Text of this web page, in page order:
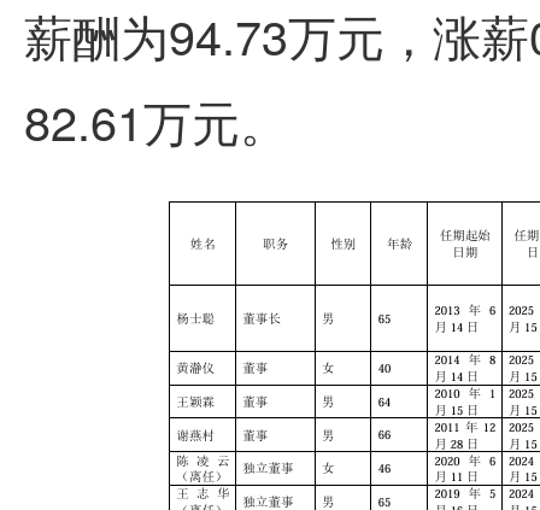
薪酬为94.73万元，涨
82.61万元。